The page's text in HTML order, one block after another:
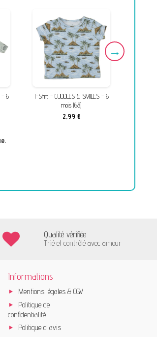
- 6
T-Shirt - CUDDLES & SMILES - 6
mois (68)
2,99 €
Qualité vérifiée
Trié et contrôlé avec amour
Informations
Mentions légales & CGV
Politique de
confidentialité
Politique d'avis